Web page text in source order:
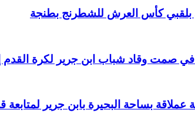
كأس العرش للشطرنج بطنجة
صمت وقاد شباب ابن جرير لكرة القدم
بساحة البحيرة بابن جرير